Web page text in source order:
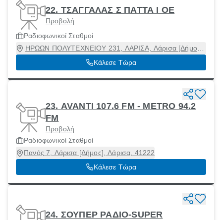
22. ΤΣΑΓΓΑΛΑΣ Σ ΠΑΤΤΑ Ι ΟΕ
Προβολή
Ραδιοφωνικοί Σταθμοί
ΗΡΩΩΝ ΠΟΛΥΤΕΧΝΕΙΟΥ 231, ΛΑΡΙΣΑ, Λάρισα [Δήμος],
Λάρισα, 41221
Κάλεσε Τώρα
23. AVANTI 107.6 FM - METRO 94.2
FM
Προβολή
Ραδιοφωνικοί Σταθμοί
Πανός 7, Λάρισα [Δήμος], Λάρισα, 41222
Κάλεσε Τώρα
24. ΣΟΥΠΕΡ ΡΑΔΙΟ-SUPER